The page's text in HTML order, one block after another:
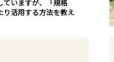
ていますが、「規格
り活用する方法を教え